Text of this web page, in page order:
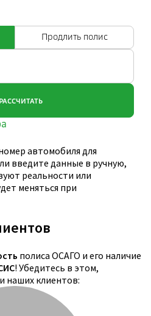
автомобиля для
введите данные в ручную,
реальности или
меняться при
полиса ОСАГО и его наличие
! Убедитесь в этом,
наших клиентов: